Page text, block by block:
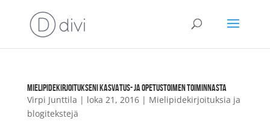
MIELIPIDEKIRJOITUKSENI KASVATUS- JA OPETUSTOIMEN TOIMINNASTA
Virpi Junttila | loka 21, 2016| Mielipidekirjoituksia ja
blogitekstejä